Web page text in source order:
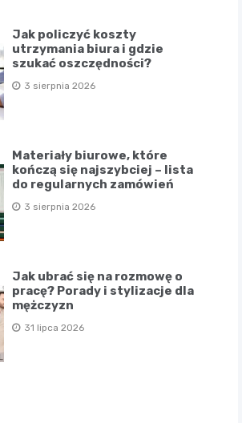
Jak policzyć koszty
utrzymania biura i gdzie
szukać oszczędności?
3 sierpnia 2026
Materiały biurowe, które
kończą się najszybciej – lista
do regularnych zamówień
3 sierpnia 2026
Jak ubrać się na rozmowę o
pracę? Porady i stylizacje dla
mężczyzn
31 lipca 2026